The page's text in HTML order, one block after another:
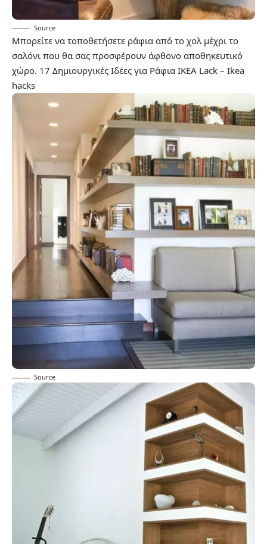
Source
Μπορείτε να τοποθετήσετε ράφια από το χολ μέχρι το
σαλόνι που θα σας προσφέρουν άφθονο αποθηκευτικό
χώρο. 17 Δημιουργικές Ιδέες για Ράφια ΙΚΕΑ Lack – Ikea
hacks
Source